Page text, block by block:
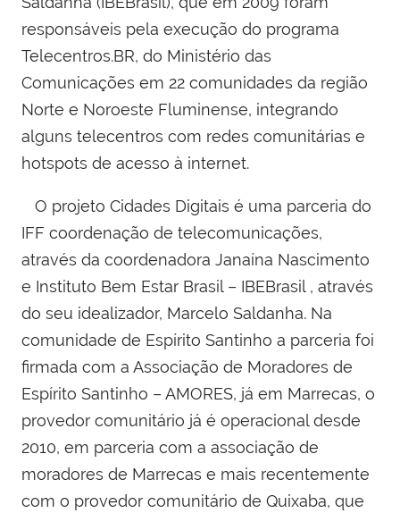
responsáveis pela execução do programa
Telecentros.BR, do Ministério das
Comunicações em 22 comunidades da região
Norte e Noroeste Fluminense, integrando
alguns telecentros com redes comunitárias e
hotspots de acesso à internet.
O projeto Cidades Digitais é uma parceria do
IFF coordenação de telecomunicações,
através da coordenadora Janaína Nascimento
e Instituto Bem Estar Brasil – IBEBrasil , através
do seu idealizador, Marcelo Saldanha. Na
comunidade de Espírito Santinho a parceria foi
firmada com a Associação de Moradores de
Espírito Santinho – AMORES, já em Marrecas, o
provedor comunitário já é operacional desde
2010, em parceria com a associação de
moradores de Marrecas e mais recentemente
com o provedor comunitário de Quixaba, que